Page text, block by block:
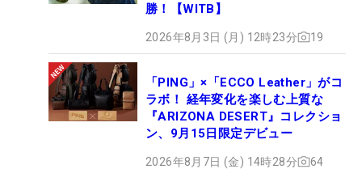
勝！【WITB】
2026年8月3日 (月) 12時23分 19
「PING」×「ECCO Leather」がコ
ラボ！ 経年変化を楽しむ上質な
『ARIZONA DESERT』コレクショ
ン、9月15日限定デビュー
2026年8月7日 (金) 14時28分 64